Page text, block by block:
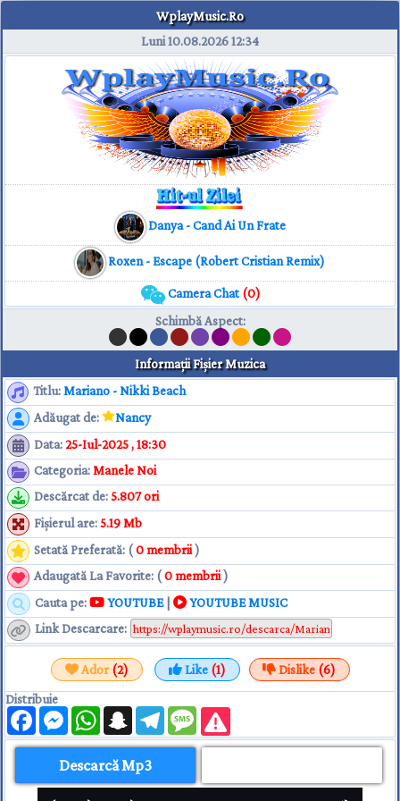
WplayMusic.Ro
Luni 10.08.202612:34
Danya - Cand Ai Un Frate
Roxen - Escape (Robert Cristian Remix)
Camera Chat(0)
Schimbă Aspect:
Informaţii Fişier Muzica
Titlu: Mariano - Nikki Beach
Adăugat de:
Nancy
Data:25-Iul-2025 , 18:30
Categoria: Manele Noi
Descărcat de:5.807 ori
Fişierul are:5.19 Mb
Setată Preferată: (0 membrii )
Adaugată La Favorite: (0 membrii )
Cauta pe:
YOUTUBE|
YOUTUBE MUSIC
Link Descarcare:
Ador(2) Like (1) Dislike (6)
Distribuie
FacebookMessengerWhatsAppSnapchatTelegramMessage
Descarcă Mp3